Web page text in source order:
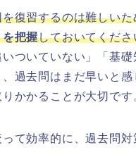
復習するのは難しいた
を把握しておいてくださ
ついていない」「基礎
過去問はまだ早いと感
かかることが大切です
て効率的に、過去問対